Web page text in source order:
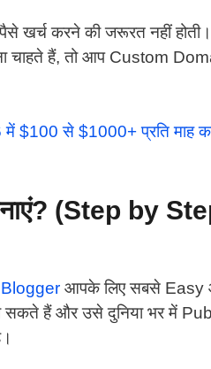
खर्च करने की जरूरत नहीं
चाहते हैं, तो आप Custom
$100 से $1000+ प्रति माह
? (Step by
Blogger आपके लिए सबसे Easy
सकते हैं और उसे दुनिया भर में